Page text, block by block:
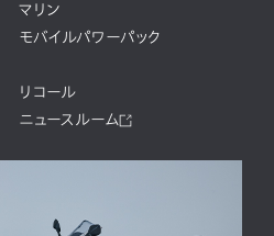
マリン
モバイルパワーパック
リコール
ニュースルーム